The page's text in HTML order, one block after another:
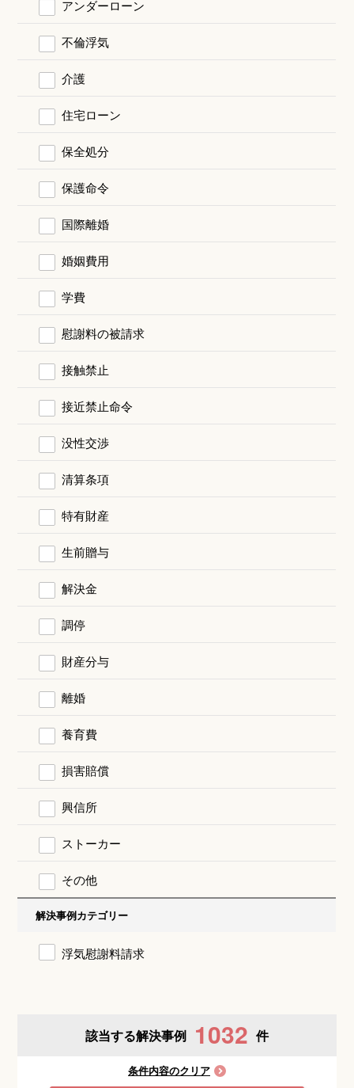
アンダーローン
不倫浮気
介護
住宅ローン
保全処分
保護命令
国際離婚
婚姻費用
学費
慰謝料の被請求
接触禁止
接近禁止命令
没性交渉
清算条項
特有財産
生前贈与
解決金
調停
財産分与
離婚
養育費
損害賠償
興信所
ストーカー
その他
解決事例カテゴリー
浮気慰謝料請求
該当する解決事例 1032 件
条件内容のクリア